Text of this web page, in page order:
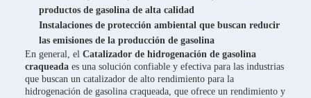
productos de gasolina de alta calidad
Instalaciones de protección ambiental que buscan reducir
las emisiones de la producción de gasolina
En general, el Catalizador de hidrogenación de gasolina
craqueada es una solución confiable y efectiva para las industrias
que buscan un catalizador de alto rendimiento para la
hidrogenación de gasolina craqueada, que ofrece un rendimiento y